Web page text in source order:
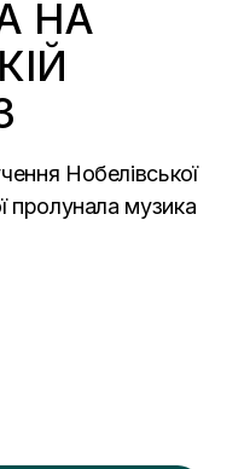
НА
Нобелівської
пролунала музика